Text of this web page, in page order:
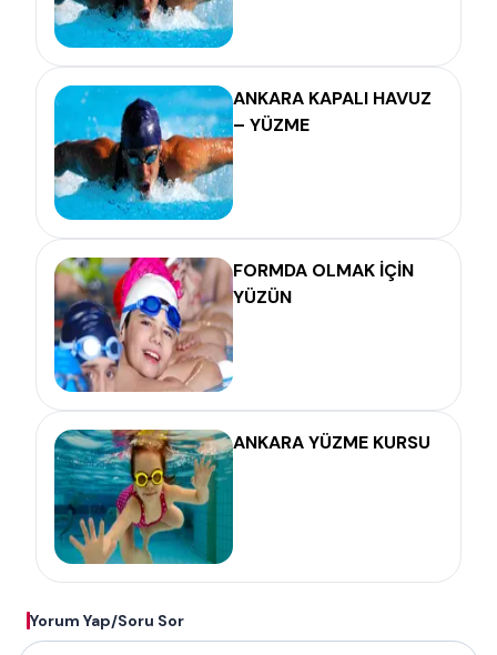
ANKARA KAPALI HAVUZ
– YÜZME
FORMDA OLMAK İÇİN
YÜZÜN
ANKARA YÜZME KURSU
Yorum Yap/Soru Sor